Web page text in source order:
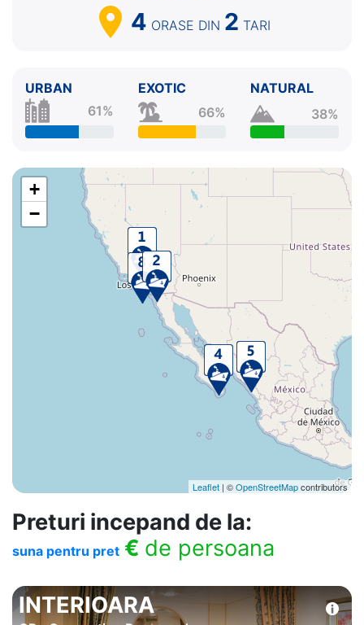
4 ORASE DIN 2 TARI
URBAN
61%
EXOTIC
66%
NATURAL
38%
+
−
Leaflet | ©OpenStreetMapcontributors
Preturi incepand de la:
suna pentru pret € de persoana
INTERIOARA